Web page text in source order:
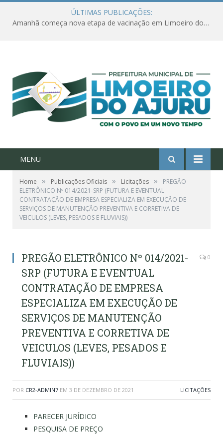
ÚLTIMAS PUBLICAÇÕES:
Amanhã começa nova etapa de vacinação em Limoeiro do Ajuru para idosos com 65 ou mais
MENU
Home » Publicações Oficiais » Licitações »
PREGÃO
ELETRÔNICO Nº 014/2021-SRP (FUTURA E EVENTUAL
CONTRATAÇÃO DE EMPRESA ESPECIALIZA EM EXECUÇÃO DE
SERVIÇOS DE MANUTENÇÃO PREVENTIVA E CORRETIVA DE
VEICULOS (LEVES, PESADOS E FLUVIAIS))
PREGÃO ELETRÔNICO Nº 014/2021-
SRP (FUTURA E EVENTUAL
CONTRATAÇÃO DE EMPRESA
ESPECIALIZA EM EXECUÇÃO DE
SERVIÇOS DE MANUTENÇÃO
PREVENTIVA E CORRETIVA DE
VEICULOS (LEVES, PESADOS E
FLUVIAIS))
0
POR CR2-ADMIN7 EM 3 DE DEZEMBRO DE 2021 LICITAÇÕES
PARECER JURÍDICO
PESQUISA DE PREÇO